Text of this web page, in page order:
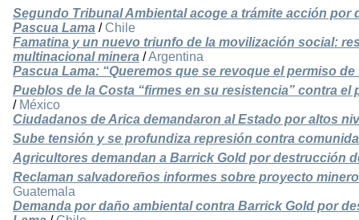
Segundo Tribunal Ambiental acoge a trámite acción por
Pascua Lama / Chile
Famatina y un nuevo triunfo de la movilización social:
multinacional minera /Argentina
Pascua Lama: “Queremos que se revoque el permiso
Pueblos de la Costa “firmes en su resistencia” contra
/ México
Ciudadanos de Arica demandaron al Estado por altos
Sube tensión y se profundiza represión contra
Agricultores demandan a Barrick Gold por destrucción
Reclaman salvadoreños informes sobre proyecto
Guatemala
Demanda por daño ambiental contra Barrick Gold por